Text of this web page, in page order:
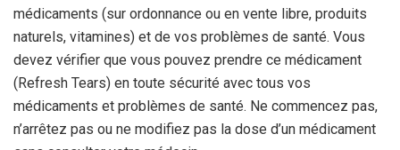
médicaments (sur ordonnance ou en vente libre, produits
naturels, vitamines) et de vos problèmes de santé. Vous
devez vérifier que vous pouvez prendre ce médicament
(Refresh Tears) en toute sécurité avec tous vos
médicaments et problèmes de santé. Ne commencez pas,
n’arrêtez pas ou ne modifiez pas la dose d’un médicament